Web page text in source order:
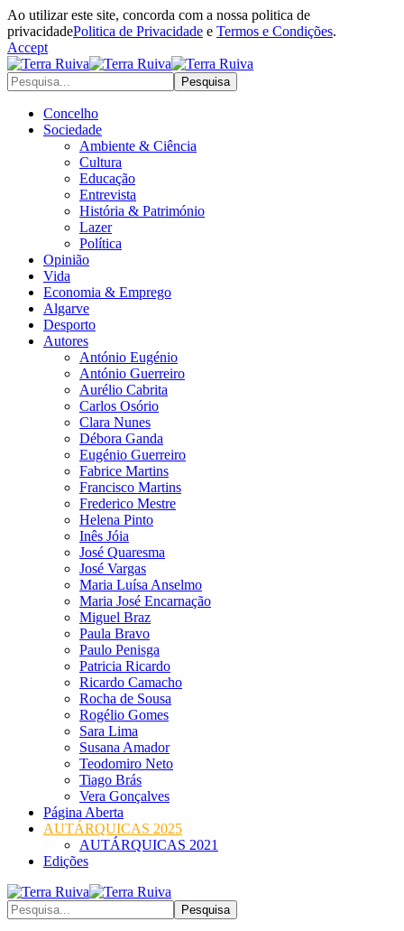
Ao utilizar este site, concorda com a nossa politica de
privacidadePolitica de Privacidade e Termos e Condições.
Accept
Concelho
Sociedade
Ambiente & Ciência
Cultura
Educação
Entrevista
História & Património
Lazer
Política
Opinião
Vida
Economia & Emprego
Algarve
Desporto
Autores
António Eugénio
António Guerreiro
Aurélio Cabrita
Carlos Osório
Clara Nunes
Débora Ganda
Eugénio Guerreiro
Fabrice Martins
Francisco Martins
Frederico Mestre
Helena Pinto
Inês Jóia
José Quaresma
José Vargas
Maria Luísa Anselmo
Maria José Encarnação
Miguel Braz
Paula Bravo
Paulo Penisga
Patricia Ricardo
Ricardo Camacho
Rocha de Sousa
Rogélio Gomes
Sara Lima
Susana Amador
Teodomiro Neto
Tiago Brás
Vera Gonçalves
Página Aberta
AUTÁRQUICAS 2025
AUTÁRQUICAS 2021
Edições